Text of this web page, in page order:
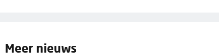
Meer nieuws